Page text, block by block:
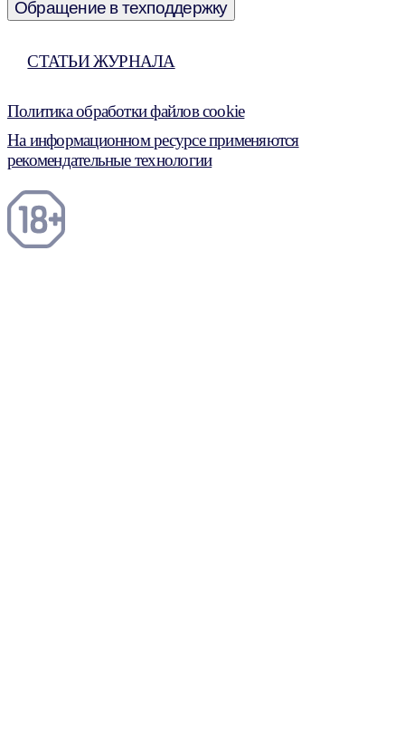
Обращение в техподдержку
СТАТЬИ ЖУРНАЛА
Политика обработки файлов cookie
На информационном ресурсе применяются
рекомендательные технологии